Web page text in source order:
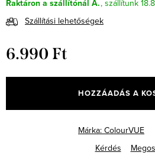
Raktáron a szállítónál A.
Szállítási lehetőségek
6.990 Ft
HOZZÁADÁS A
Márka: ColourVUE
Kérdés